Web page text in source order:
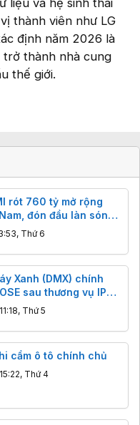
thành viên như LG
định năm 2026 là
trở thành nhà cung
thế giới.
rót 760 tỷ mở rộng
đón đầu làn sóng
Thứ 6
Xanh (DMX) chính
sau thương vụ IPO
11:18, Thứ 5
cầm ô tô chính chủ
15:22, Thứ 4